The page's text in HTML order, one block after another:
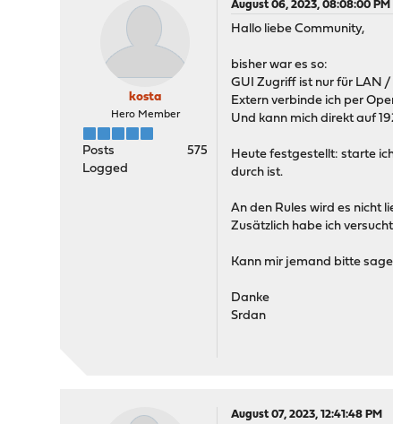
kosta
Hero Member
Posts
575
Logged
August 06, 2023, 08:08:00 PM
Hallo liebe Community,
bisher war es so:
GUI Zugriff ist nur für LAN /
Extern verbinde ich per
Und kann mich direkt auf
Heute festgestellt: starte
durch ist.
An den Rules wird es nicht
Zusätzlich habe ich
Kann mir jemand bitte
Danke
Srdan
August 07, 2023, 12:41:48 PM